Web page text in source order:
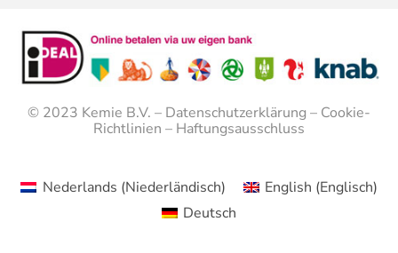
© 2023 Kemie B.V. – Datenschutzerklärung – Cookie-
Richtlinien – Haftungsausschluss
Nederlands (Niederländisch) English (Englisch)
Deutsch